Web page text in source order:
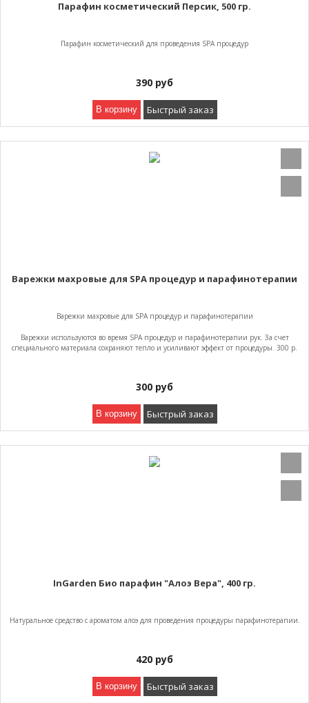
Парафин косметический Персик, 500 гр.
Парафин косметический для проведения SPA процедур
390 руб
В корзину Быстрый заказ
Варежки махровые для SPA процедур и парафинотерапии
Варежки махровые для SPA процедур и парафинотерапии
Варежки используются во время SPA процедур и парафинотерапии рук. За счет
специального материала сохраняют тепло и усиливают эффект от процедуры. 300 р.
300 руб
В корзину Быстрый заказ
InGarden Био парафин "Алоэ Вера", 400 гр.
Натуральное средство с ароматом алоэ для проведения процедуры парафинотерапии.
420 руб
В корзину Быстрый заказ